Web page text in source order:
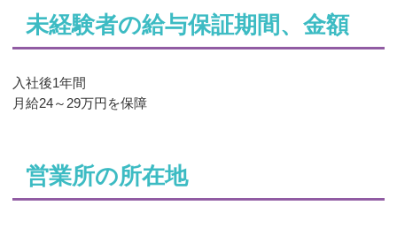
未経験者の給与保証期間、金額
入社後1年間
月給24～29万円を保障
営業所の所在地